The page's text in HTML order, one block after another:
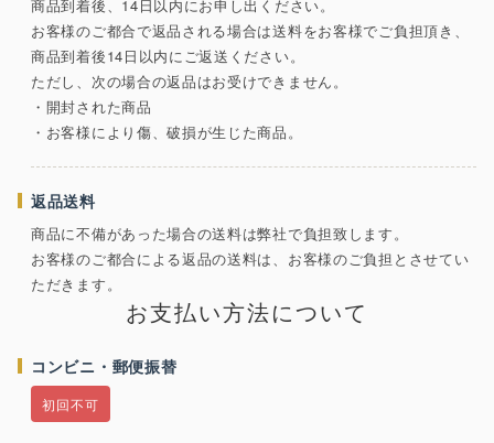
商品到着後、14日以内にお申し出ください。
お客様のご都合で返品される場合は送料をお客様でご負担頂き、
商品到着後14日以内にご返送ください。
ただし、次の場合の返品はお受けできません。
・開封された商品
・お客様により傷、破損が生じた商品。
返品送料
商品に不備があった場合の送料は弊社で負担致します。
お客様のご都合による返品の送料は、お客様のご負担とさせてい
ただきます。
お支払い方法について
コンビニ・郵便振替
初回不可